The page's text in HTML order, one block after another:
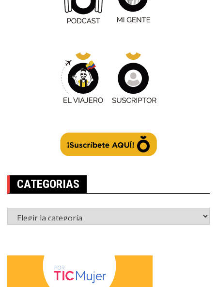
CATEGORIAS